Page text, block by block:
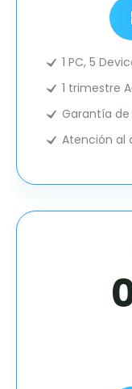
1 PC, 5
1 trimestre
Garantía
Atención al